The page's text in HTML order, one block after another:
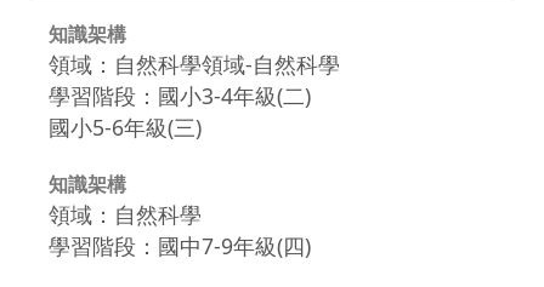
知識架構
領域：自然科學領域-自然科學
學習階段：國小3-4年級(二)
國小5-6年級(三)
知識架構
領域：自然科學
學習階段：國中7-9年級(四)